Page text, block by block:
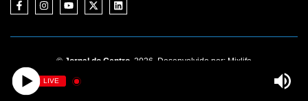
© Jornal do Centro, 2026. Desenvolvido por: Mixlife
LIVE